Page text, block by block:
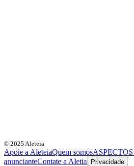
© 2025 Aleteia
Apoie a AleteiaQuem somos
anuncianteContate a Aletia Privacidade